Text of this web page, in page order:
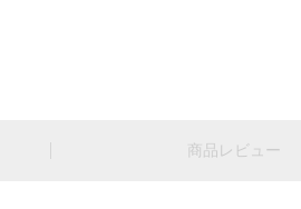
商品レビュー